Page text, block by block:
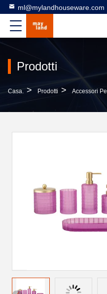
ml@mylandhouseware.com
Prodotti
Casa. > Prodotti > Accessori